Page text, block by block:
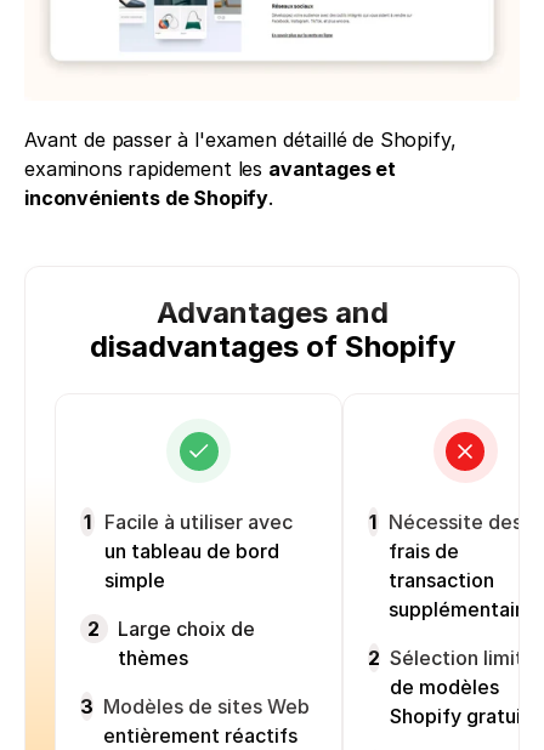
Avant de passer à l'examen détaillé de Shopify,
examinons rapidement les avantages et
inconvénients de Shopify.
Advantages and
disadvantages of Shopify
1
Facile à utiliser avec
un tableau de bord
simple
2
Large choix de
thèmes
3 Modèles de sites Web
entièrement réactifs
1 Nécessite des
frais de
transaction
supplémentaires
2 Sélection
de modèles
Shopify gratuits